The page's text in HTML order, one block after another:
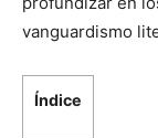
vanguardismo
Índice